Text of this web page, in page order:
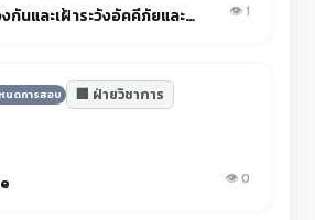
กิจกรรมอบรมป้องกันและเฝ้าระวังอัคคีภัยและแผ่นดินไหว 👁️ 1
นดการสอบ 🏢 ฝ่ายวิชาการ
👁️ 0